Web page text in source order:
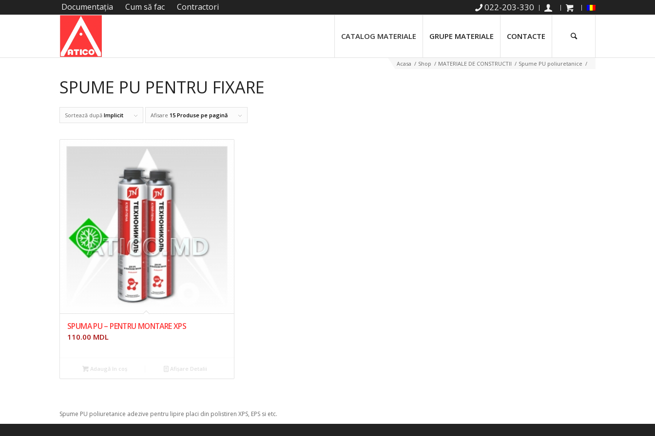
022-203-330
Documentația Cum să fac Contractori
CATALOG MATERIALE GRUPE MATERIALE CONTACTE
Acasa / Shop / MATERIALE DE CONSTRUCTII / Spume PU poliuretanice /
SPUME PU PENTRU FIXARE
Sortează după Implicit Afisare 15 Produse pe pagină
SPUMA PU – PENTRU MONTARE XPS
110.00 MDL
Adaugă în coș Afișare Detalii
Spume PU poliuretanice adezive pentru lipire placi din polistiren XPS, EPS si etc.